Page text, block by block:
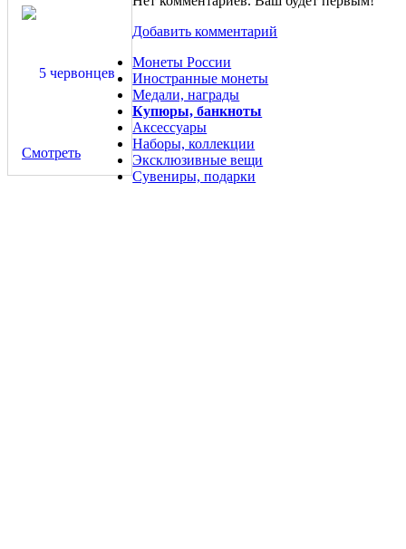
Смотреть
Добавить комментарий
Монеты России
Иностранные монеты
Медали, награды
Купюры, банкноты
Аксессуары
Наборы, коллекции
Эксклюзивные вещи
Сувениры, подарки